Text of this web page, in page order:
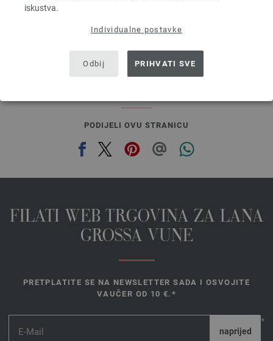
iskustva.
Individualne postavke
Odbij PRIHVATI SVE
bez PDV-a, dodatno troškovi za dostavu, Osnovna cijena:
prev next
PODIJELI OVU STRANICU
FILATI WEB TRGOVINA ZA LANA
GROSSA VUNE
PRETPLATITE SE NA NEWSLETTER SADA I OSVOJITE
VAUČER OD 10 €.*
*